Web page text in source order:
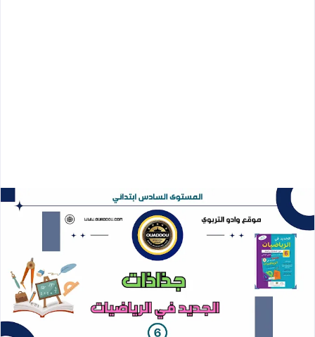
جذاذات الجديد في الرياضيات